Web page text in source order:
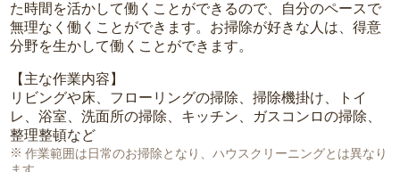
た時間を活かして働くことができるので、自分のペースで
無理なく働くことができます。お掃除が好きな人は、得意
分野を生かして働くことができます。
【主な作業内容】
リビングや床、フローリングの掃除、掃除機掛け、トイ
レ、浴室、洗面所の掃除、キッチン、ガスコンロの掃除、
整理整頓など
作業範囲は日常のお掃除となり、ハウスクリーニングとは異なり